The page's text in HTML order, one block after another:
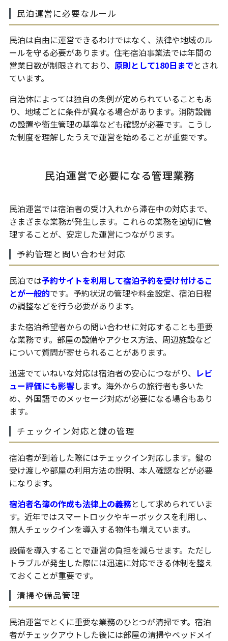
民泊運営に必要なルール
民泊は自由に運営できるわけではなく、法律や地域のル
ールを守る必要があります。住宅宿泊事業法では年間の
営業日数が制限されており、 原則として180日までとされ
ています。
自治体によっては独自の条例が定められていることもあ
り、地域ごとに条件が異なる場合があります。消防設備
の設置や衛生管理の基準なども確認が必要です。こうし
た制度を理解したうえで運営を始めることが重要です。
民泊運営で必要になる管理業務
民泊運営では宿泊者の受け入れから滞在中の対応まで、
さまざまな業務が発生します。これらの業務を適切に管
理することが、安定した運営につながります。
予約管理と問い合わせ対応
民泊では予約サイトを利用して宿泊予約を受け付けるこ
とが一般的です。予約状況の管理や料金設定、宿泊日程
の調整などを行う必要があります。
また宿泊希望者からの問い合わせに対応することも重要
な業務です。部屋の設備やアクセス方法、周辺施設など
について質問が寄せられることがあります。
迅速でていねいな対応は宿泊者の安心につながり、 レビ
ュー評価にも影響します。海外からの旅行者も多いた
め、外国語でのメッセージ対応が必要になる場合もあり
ます。
チェックイン対応と鍵の管理
宿泊者が到着した際にはチェックイン対応します。鍵の
受け渡しや部屋の利用方法の説明、本人確認などが必要
になります。
宿泊者名簿の作成も法律上の義務として求められていま
す。近年ではスマートロックやキーボックスを利用し、
無人チェックインを導入する物件も増えています。
設備を導入することで運営の負担を減らせます。ただし
トラブルが発生した際には迅速に対応できる体制を整え
ておくことが重要です。
清掃や備品管理
民泊運営でとくに重要な業務のひとつが清掃です。宿泊
者がチェックアウトした後には部屋の清掃やベッドメイ